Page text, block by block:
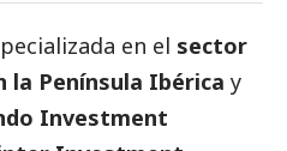
en el sector
Península Ibérica y
Investment